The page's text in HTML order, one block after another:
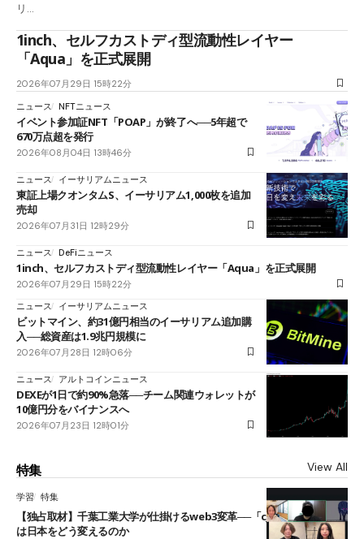
リ…
1inch、セルフカストディ型流動性レイヤー
「Aqua」を正式展開
2026年07月29日 15時22分
ニュース NFTニュース
イベント参加証NFT「POAP」が終了へ──5年超で
670万点超を発行
2026年08月04日 13時46分
ニュース イーサリアムニュース
東証上場クオンタムS、イーサリアム1,000枚を追加
売却
2026年07月31日 12時29分
ニュース DeFiニュース
1inch、セルフカストディ型流動性レイヤー「Aqua」を正式展開
2026年07月29日 15時22分
ニュース
イーサリアムニュース
ビットマイン、約31億円相当のイーサリアム追加購
入──総資産は1.9兆円規模に
2026年07月28日 12時06分
ニュース アルトコインニュース
DEXEが1日で約90%急落──チーム関連ウォレットが
10億円分をバイナンスへ
2026年07月23日 12時01分
特集 View All
学習 特集
【独占取材】千葉工業大学が仕掛けるweb3変革──「cJPY」とAIの融合
は日本をどう変えるのか